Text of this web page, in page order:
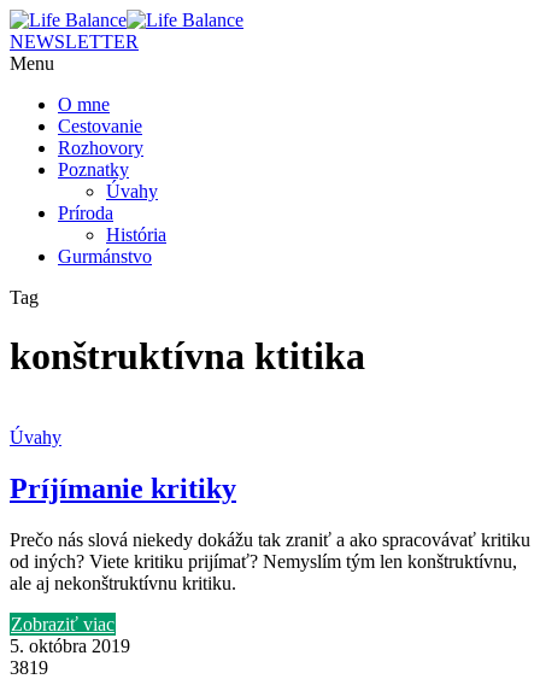
NEWSLETTER
Menu
O mne
Cestovanie
Rozhovory
Poznatky
Úvahy
Príroda
História
Gurmánstvo
Tag
konštruktívna ktitika
Úvahy
Príjímanie kritiky
Prečo nás slová niekedy dokážu tak zraniť a ako spracovávať kritiku
od iných? Viete kritiku prijímať? Nemyslím tým len konštruktívnu,
ale aj nekonštruktívnu kritiku.
Zobraziť viac
5. októbra 2019
3819